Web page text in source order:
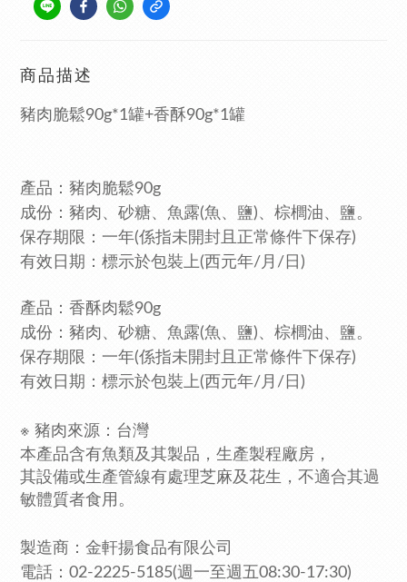
商品描述
豬肉脆鬆90g*1罐+香酥90g*1罐
產品：豬肉脆鬆90g
成份：豬肉、砂糖、魚露(魚、鹽)、棕櫚油、鹽。
保存期限：一年(係指未開封且正常條件下保存)
有效日期：標示於包裝上(西元年/月/日)
產品：香酥肉鬆90g
成份：豬肉、砂糖、魚露(魚、鹽)、棕櫚油、鹽。
保存期限：一年(係指未開封且正常條件下保存)
有效日期：標示於包裝上(西元年/月/日)
※ 豬肉來源：台灣
本產品含有魚類及其製品 ，生產製程廠房，
其設備或生產管線有處理芝麻及花生 ，不適合其過
敏體質者食用。
製造商：金軒揚食品有限公司
電話：02-2225-5185(週一至週五08:30-17:30)